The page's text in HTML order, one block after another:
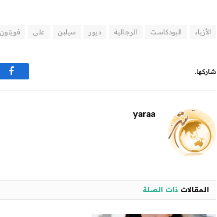
الأزياء البودكاست الرجالية ديور سيلين على فويتون
شاركها.
yaraa
المقالات ذات الصلة